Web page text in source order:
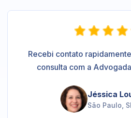
Recebi contato
consulta com a
Jéssica
São Paulo,